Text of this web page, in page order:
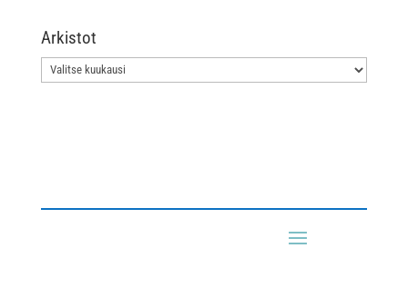
Arkistot
Arkistot